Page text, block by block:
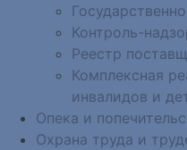
Контроль-
Реестр
Комплексная
инвалидов и
Опека и
Охрана труда и